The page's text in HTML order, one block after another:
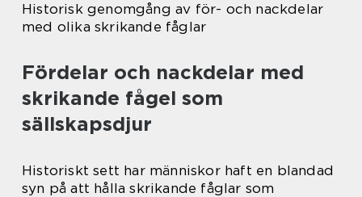
Historisk genomgång av för- och nackdelar
med olika skrikande fåglar
Fördelar och nackdelar med
skrikande fågel som
sällskapsdjur
Historiskt sett har människor haft en blandad
syn på att hålla skrikande fåglar som